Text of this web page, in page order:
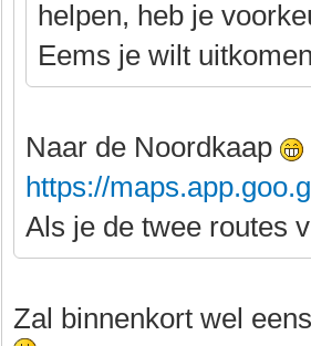
helpen, heb je
Eems je wilt
Naar de Noordkaap
https://
Als je de twee routes
Zal binnenkort wel